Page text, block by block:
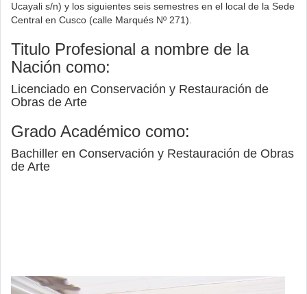
Ucayali s/n) y los siguientes seis semestres en el local de la Sede
Central en Cusco (calle Marqués Nº 271).
Titulo Profesional a nombre de la
Nación como:
Licenciado en Conservación y Restauración de
Obras de Arte
Grado Académico como:
Bachiller en Conservación y Restauración de Obras
de Arte